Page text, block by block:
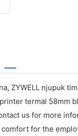
ZYWELL njupuk
termal 58mm
us for more
for the